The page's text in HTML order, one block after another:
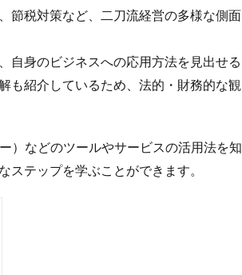
節税対策など、二刀流経営の多様な側面
自身のビジネスへの応用方法を見出せる
も紹介しているため、法的・財務的な観
）などのツールやサービスの活用法を知
ステップを学ぶことができます。